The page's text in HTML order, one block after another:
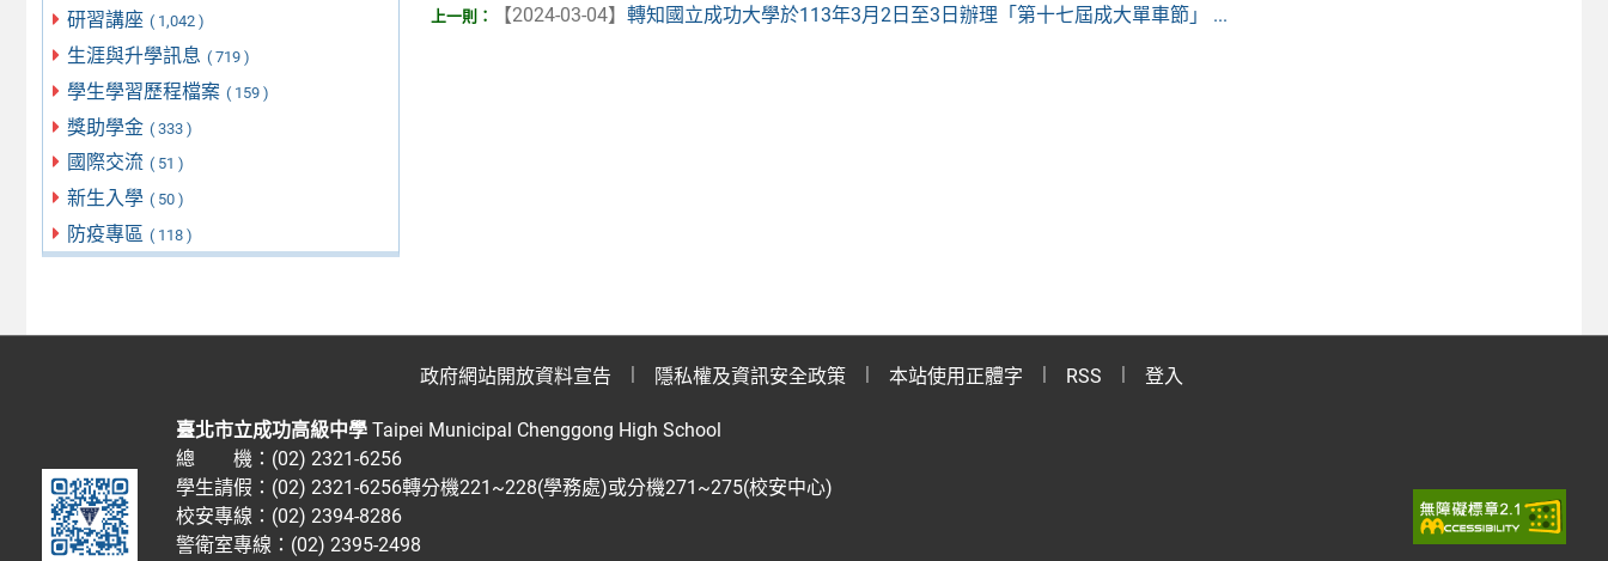
研習講座 ( 1,042 )
生涯與升學訊息 ( 719 )
學生學習歷程檔案 ( 159 )
獎助學金 ( 333 )
國際交流 ( 51 )
新生入學 ( 50 )
防疫專區 ( 118 )
【2024-03-04】 轉知國立成功大學於113年3月2日至3日辦理「第十七屆成大單車節」 ...
政府網站開放資料宣告 隱私權及資訊安全政策 本站使用正體字 RSS 登入
臺北市立成功高級中學Taipei Municipal Chenggong High School
總 機：(02) 2321-6256
學生請假：(02) 2321-6256轉分機221~228(學務處)或分機271~275(校安中心)
校安專線：(02) 2394-8286
警衛室專線：(02) 2395-2498